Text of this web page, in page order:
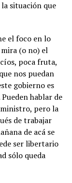
situación que
el foco en lo
(o no) el
poca fruta,
nos puedan
gobierno es
hablar de
pero la
de trabajar
de acá se
ser libertario
sólo queda